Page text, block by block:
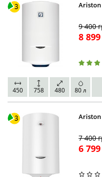
Ariston
8 899
9 400
450 758 480 80 л
Ariston
6 799
7 400